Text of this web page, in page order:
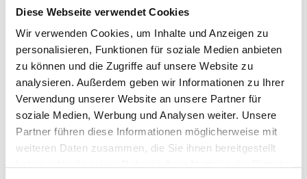
Diese Webseite verwendet Cookies
Wir verwenden Cookies, um Inhalte und Anzeigen zu
personalisieren, Funktionen für soziale Medien anbieten
zu können und die Zugriffe auf unsere Website zu
analysieren. Außerdem geben wir Informationen zu Ihrer
Verwendung unserer Website an unsere Partner für
soziale Medien, Werbung und Analysen weiter. Unsere
Partner führen diese Informationen möglicherweise mit
weiteren Daten zusammen, die Sie ihnen bereitgestellt